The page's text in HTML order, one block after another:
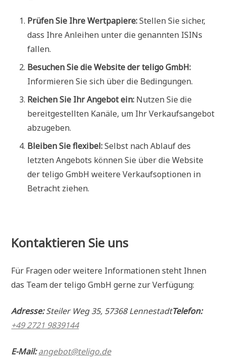
Prüfen Sie Ihre Wertpapiere:Stellen Sie sicher,
dass Ihre Anleihen unter die genannten ISINs
fallen.
Besuchen Sie die Website der teligo GmbH:
Informieren Sie sich über die Bedingungen.
Reichen Sie Ihr Angebot ein: Nutzen Sie die
bereitgestellten Kanäle, um Ihr Verkaufsangebot
abzugeben.
Bleiben Sie flexibel:Selbst nach Ablauf des
letzten Angebots können Sie über die Website
der teligo GmbH weitere Verkaufsoptionen in
Betracht ziehen.
Kontaktieren Sie uns
Für Fragen oder weitere Informationen steht Ihnen
das Team der teligo GmbH gerne zur Verfügung:
Adresse:Steiler Weg 35, 57368 LennestadtTelefon:
+49 2721 9839144
E-Mail: angebot@teligo.de